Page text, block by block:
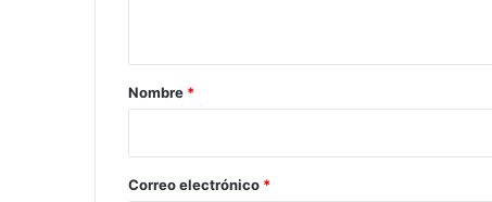
r
*
Nombre *
Correo electrónico *